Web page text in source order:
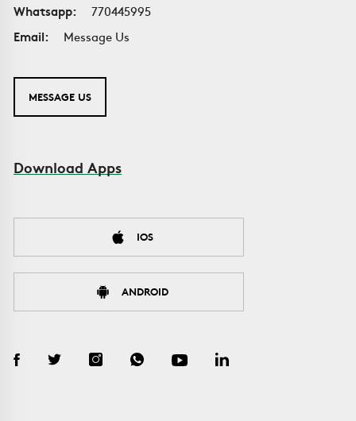
Whatsapp:
770445995
Email:
Message Us
MESSAGE US
Download Apps
IOS
ANDROID